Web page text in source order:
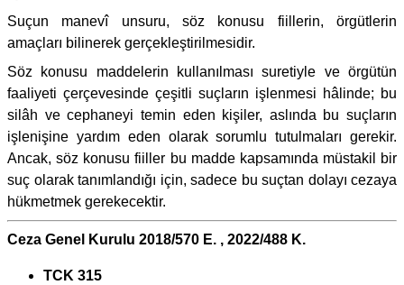
Suçun manevî unsuru, söz konusu fiillerin, örgütlerin
amaçları bilinerek gerçekleştirilmesidir.
Söz konusu maddelerin kullanılması suretiyle ve örgütün
faaliyeti çerçevesinde çeşitli suçların işlenmesi hâlinde; bu
silâh ve cephaneyi temin eden kişiler, aslında bu suçların
işlenişine yardım eden olarak sorumlu tutulmaları gerekir.
Ancak, söz konusu fiiller bu madde kapsamında müstakil bir
suç olarak tanımlandığı için, sadece bu suçtan dolayı cezaya
hükmetmek gerekecektir.
Ceza Genel Kurulu 2018/570 E. , 2022/488 K.
TCK 315